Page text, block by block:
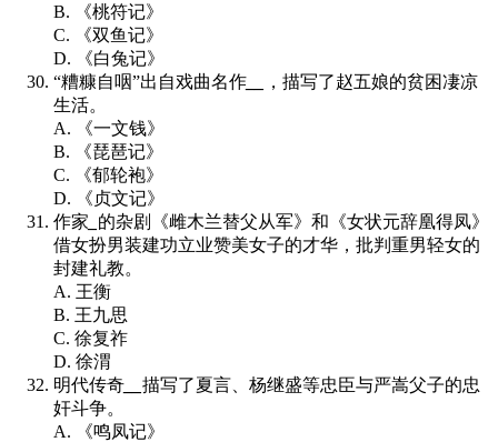
B. 《桃符记》
C. 《双鱼记》
D. 《白兔记》
“糟糠自咽”出自戏曲名作
，描写了赵五娘的贫困凄凉
生活。
A. 《一文钱》
B. 《琵琶记》
C. 《郁轮袍》
D. 《贞文记》
作家 的杂剧《雌木兰替父从军》和《女状元辞凰得凤》
借女扮男装建功立业赞美女子的才华，批判重男轻女的
封建礼教。
A. 王衡
B. 王九思
C. 徐复祚
D. 徐渭
明代传奇
描写了夏言、杨继盛等忠臣与严嵩父子的忠
奸斗争。
A. 《鸣凤记》